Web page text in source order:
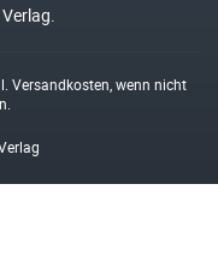
Versandkosten , wenn nicht